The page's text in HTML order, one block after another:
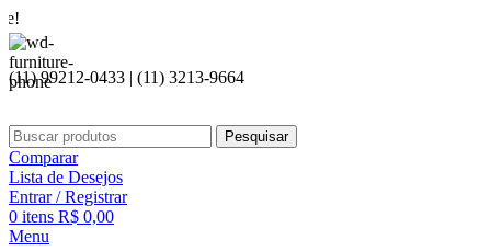
(11) 99212-0433 | (11) 3213-9664
Pesquisar
Comparar
Lista de Desejos
Entrar / Registrar
0 itens R$ 0,00
Menu